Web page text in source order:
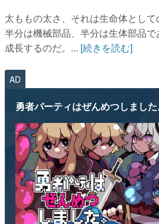
太ももの太さ、それは生命体とし
半分は機械部品、半分は生体部品
成長するのだ。... [続きを読む]
AD
勇者パーティはぜんめつしました